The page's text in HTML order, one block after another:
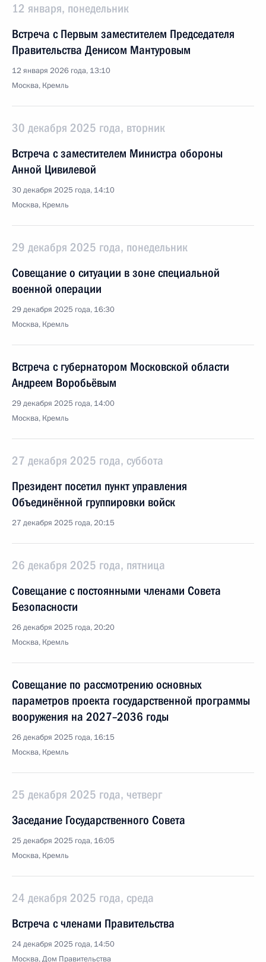
12 января, понедельник
Встреча с Первым заместителем Председателя
Правительства Денисом Мантуровым
12 января 2026 года, 13:10
Москва, Кремль
30 декабря 2025 года, вторник
Встреча с заместителем Министра обороны
Анной Цивилевой
30 декабря 2025 года, 14:10
Москва, Кремль
29 декабря 2025 года, понедельник
Совещание о ситуации в зоне специальной
военной операции
29 декабря 2025 года, 16:30
Москва, Кремль
Встреча с губернатором Московской области
Андреем Воробьёвым
29 декабря 2025 года, 14:00
Москва, Кремль
27 декабря 2025 года, суббота
Президент посетил пункт управления
Объединённой группировки войск
27 декабря 2025 года, 20:15
26 декабря 2025 года, пятница
Совещание с постоянными членами Совета
Безопасности
26 декабря 2025 года, 20:20
Москва, Кремль
Совещание по рассмотрению основных
параметров проекта государственной программы
вооружения на 2027–2036 годы
26 декабря 2025 года, 16:15
Москва, Кремль
25 декабря 2025 года, четверг
Заседание Государственного Совета
25 декабря 2025 года, 16:05
Москва, Кремль
24 декабря 2025 года, среда
Встреча с членами Правительства
24 декабря 2025 года, 14:50
Москва, Дом Правительства